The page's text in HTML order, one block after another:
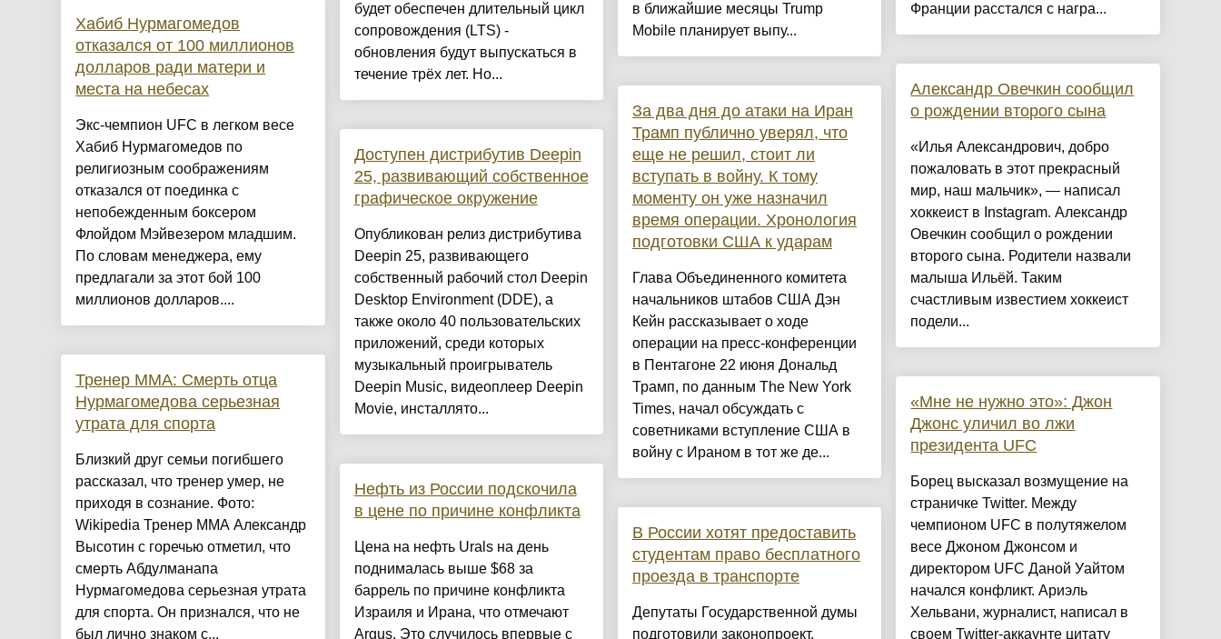
Хабиб Нурмагомедов
отказался от 100 миллионов
долларов ради матери и
места на небесах
Экс-чемпион UFC в легком весе
Хабиб Нурмагомедов по
религиозным соображениям
отказался от поединка с
непобежденным боксером
Флойдом Мэйвезером младшим.
По словам менеджера, ему
предлагали за этот бой 100
миллионов долларов....
Тренер ММА: Смерть отца
Нурмагомедова серьезная
утрата для спорта
Близкий друг семьи погибшего
рассказал, что тренер умер, не
приходя в сознание. Фото:
Wikipedia Тренер ММА Александр
Высотин с горечью отметил, что
смерть Абдулманапа
Нурмагомедова серьезная утрата
для спорта. Он признался, что не
был лично знаком с...
будет обеспечен длительный цикл
сопровождения (LTS) -
обновления будут выпускаться в
течение трёх лет. Но...
Доступен дистрибутив Deepin
25, развивающий собственное
графическое окружение
Опубликован релиз дистрибутива
Deepin 25, развивающего
собственный рабочий стол Deepin
Desktop Environment (DDE), а
также около 40 пользовательских
приложений, среди которых
музыкальный проигрыватель
Deepin Music, видеоплеер Deepin
Movie, инсталлято...
Нефть из России подскочила
в цене по причине конфликта
Цена на нефть Urals на день
поднималась выше $68 за
баррель по причине конфликта
Израиля и Ирана, что отмечают
Argus. Это случилось впервые с
в ближайшие месяцы Trump
Mobile планирует выпу...
За два дня до атаки на Иран
Трамп публично уверял, что
еще не решил, стоит ли
вступать в войну. К тому
моменту он уже назначил
время операции. Хронология
подготовки США к ударам
Глава Объединенного комитета
начальников штабов США Дэн
Кейн рассказывает о ходе
операции на пресс-конференции
в Пентагоне 22 июня Дональд
Трамп, по данным The New York
Times, начал обсуждать с
советниками вступление США в
войну с Ираном в тот же де...
В России хотят предоставить
студентам право бесплатного
проезда в транспорте
Депутаты Государственной думы
подготовили законопроект,
Франции расстался с награ...
Александр Овечкин сообщил
о рождении второго сына
«Илья Александрович, добро
пожаловать в этот прекрасный
мир, наш мальчик», — написал
хоккеист в Instagram. Александр
Овечкин сообщил о рождении
второго сына. Родители назвали
малыша Ильёй. Таким
счастливым известием хоккеист
подели...
«Мне не нужно это»: Джон
Джонс уличил во лжи
президента UFC
Борец высказал возмущение на
страничке Twitter. Между
чемпионом UFC в полутяжелом
весе Джоном Джонсом и
директором UFC Даной Уайтом
начался конфликт. Ариэль
Хельвани, журналист, написал в
своем Twitter-аккаунте цитату